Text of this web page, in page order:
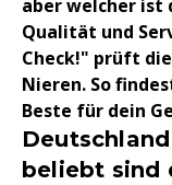
aber welcher ist
Qualität und
Check!" prüft
Nieren. So
Beste für dein
beliebt sind